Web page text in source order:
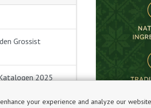
Grossist
2025
your experience and analyze our